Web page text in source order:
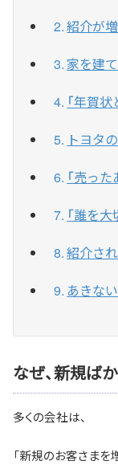
紹介が
家を建
「年賀
トヨタ
「売っ
「誰を
紹介さ
あきな
なぜ、新規ば
多くの会社は、
「新規のお客さまを